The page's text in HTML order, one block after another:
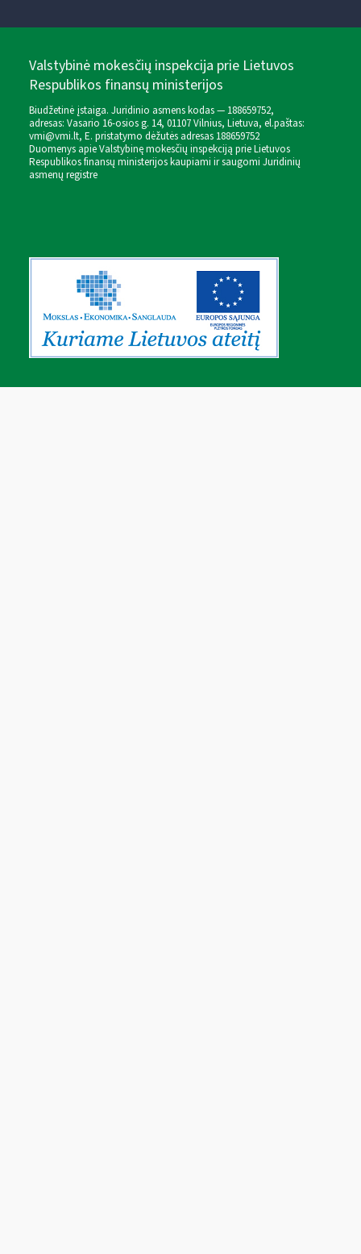
Valstybinė mokesčių inspekcija prie Lietuvos
Respublikos finansų ministerijos
Biudžetinė įstaiga. Juridinio asmens kodas — 188659752,
adresas: Vasario 16-osios g. 14, 01107 Vilnius, Lietuva, el.paštas:
vmi@vmi.lt, E. pristatymo dėžutės adresas 188659752
Duomenys apie Valstybinę mokesčių inspekciją prie Lietuvos
Respublikos finansų ministerijos kaupiami ir saugomi Juridinių
asmenų registre